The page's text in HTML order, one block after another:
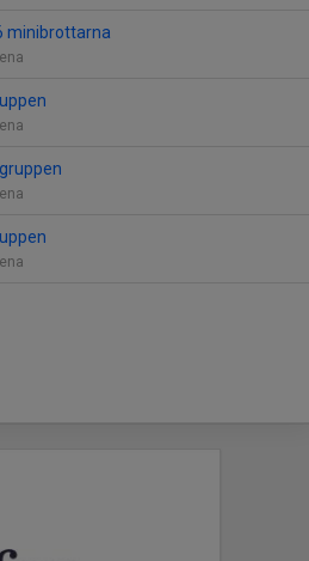
minibrottarna